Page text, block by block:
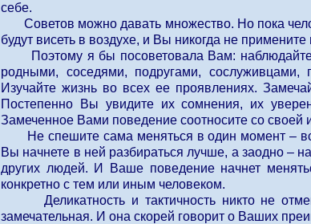
себе.
Советов можно давать множество. Но пока
будут висеть в воздухе, и Вы никогда не примените
Поэтому я бы посоветовала Вам: наблюдайте.
родными, соседями, подругами,
Изучайте жизнь во всех ее проявлениях.
Постепенно Вы увидите их сомнения, их
Замеченное Вами поведение соотносите со своей
Не спешите сама меняться в один момент –
Вы начнете в ней разбираться лучше, а заодно –
других людей. И Ваше поведение начнет
конкретно с тем или иным человеком.
Деликатность и тактичность никто не
замечательная. И она скорей говорит о Ваших